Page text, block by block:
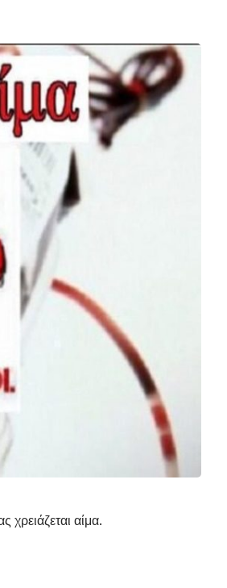
χρειάζεται αίμα.